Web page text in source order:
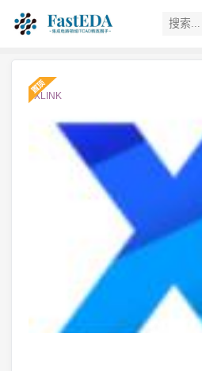
#XLINK